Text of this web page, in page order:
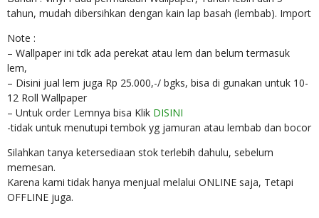
tahun, mudah dibersihkan dengan kain lap basah (lembab). Import
Note :
– Wallpaper ini tdk ada perekat atau lem dan belum termasuk
lem,
– Disini jual lem juga Rp 25.000,-/ bgks, bisa di gunakan untuk 10-
12 Roll Wallpaper
– Untuk order Lemnya bisa Klik DISINI
-tidak untuk menutupi tembok yg jamuran atau lembab dan bocor
Silahkan tanya ketersediaan stok terlebih dahulu, sebelum
memesan.
Karena kami tidak hanya menjual melalui ONLINE saja, Tetapi
OFFLINE juga.